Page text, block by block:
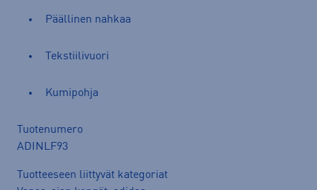
Päällinen nahkaa
Tekstiilivuori
Kumipohja
Tuotenumero
ADINLF93
Tuotteeseen liittyvät kategoriat